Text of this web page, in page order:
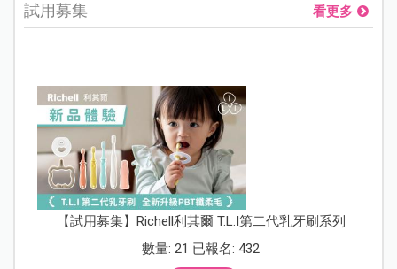
試用募集 看更多
【試用募集】Richell利其爾 T.L.I第二代乳牙刷系列
數量: 21 已報名: 432